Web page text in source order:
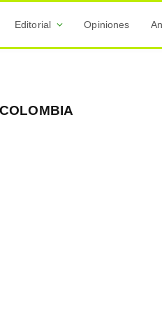
Editorial Opiniones